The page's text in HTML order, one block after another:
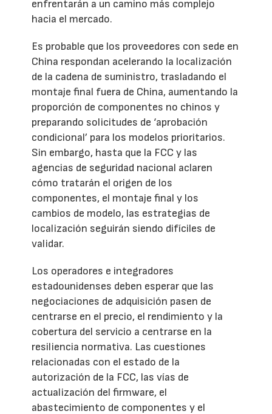
enfrentarán a un camino más complejo
hacia el mercado.
Es probable que los proveedores con sede en
China respondan acelerando la localización
de la cadena de suministro, trasladando el
montaje final fuera de China, aumentando la
proporción de componentes no chinos y
preparando solicitudes de ‘aprobación
condicional’ para los modelos prioritarios.
Sin embargo, hasta que la FCC y las
agencias de seguridad nacional aclaren
cómo tratarán el origen de los
componentes, el montaje final y los
cambios de modelo, las estrategias de
localización seguirán siendo difíciles de
validar.
Los operadores e integradores
estadounidenses deben esperar que las
negociaciones de adquisición pasen de
centrarse en el precio, el rendimiento y la
cobertura del servicio a centrarse en la
resiliencia normativa. Las cuestiones
relacionadas con el estado de la
autorización de la FCC, las vías de
actualización del firmware, el
abastecimiento de componentes y el